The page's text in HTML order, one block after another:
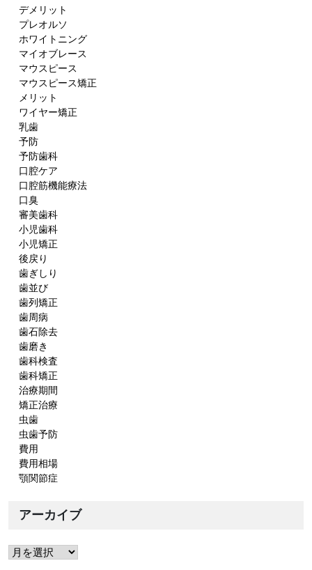
デメリット
プレオルソ
ホワイトニング
マイオブレース
マウスピース
マウスピース矯正
メリット
ワイヤー矯正
乳歯
予防
予防歯科
口腔ケア
口腔筋機能療法
口臭
審美歯科
小児歯科
小児矯正
後戻り
歯ぎしり
歯並び
歯列矯正
歯周病
歯石除去
歯磨き
歯科検査
歯科矯正
治療期間
矯正治療
虫歯
虫歯予防
費用
費用相場
顎関節症
アーカイブ
ア